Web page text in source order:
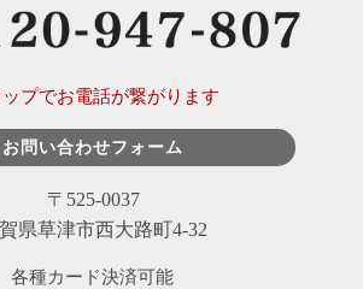
プでお電話が繋がります
お問い合わせフォーム
〒525-0037
県草津市西大路町4-32
各種カード決済可能